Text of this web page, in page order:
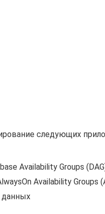
следующих
Availability Groups
Availability Groups
данных